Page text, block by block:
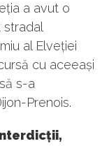
a avut o
stradal
al Elveției
cu aceeași
s-a
Prenois.